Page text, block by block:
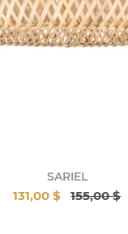
SARIEL
131,00 $ 155,00 $